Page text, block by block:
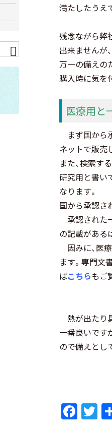
満たしたうえ
残念ながら弊
出来ませんが
万一の備えの
購入時に気を
医療用と
まず国から
ネットで販売
また、検索す
研究用と書い
なります。
国から承認さ
承認された
の記載がある
因みに、医
ます。専門文
ばこちらもご
熱が出たり
一番良いです
ので備えとし
F T